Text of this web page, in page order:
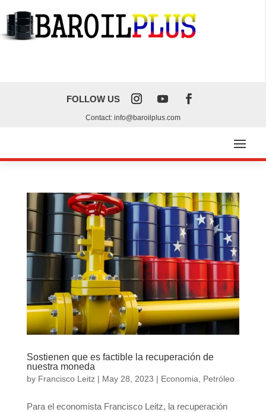
FOLLOW US
Contact: info@baroilplus.com
Sostienen que es factible la recuperación de
nuestra moneda
by Francisco Leitz| May 28, 2023 | Economia Petróleo
Para el economista Francisco Leitz, la recuperación